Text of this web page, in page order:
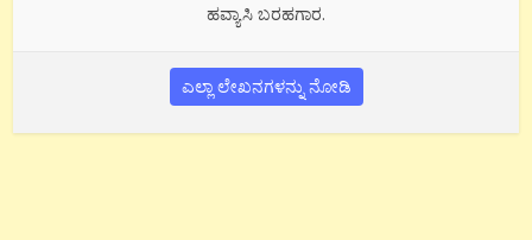
ಹವ್ಯಾಸಿ ಬರಹಗಾರ.
ಎಲ್ಲಾ ಲೇಖನಗಳನ್ನು ನೋಡಿ